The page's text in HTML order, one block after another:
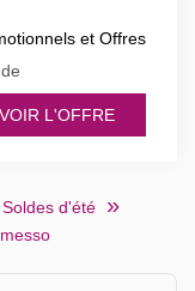
et Offres
VOIR L'OFFRE
Soldes d'été